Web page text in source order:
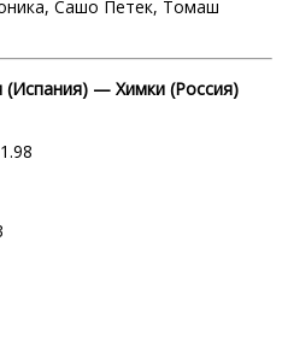
Сашо Петек, Томаш
(Испания) — Химки (Россия)